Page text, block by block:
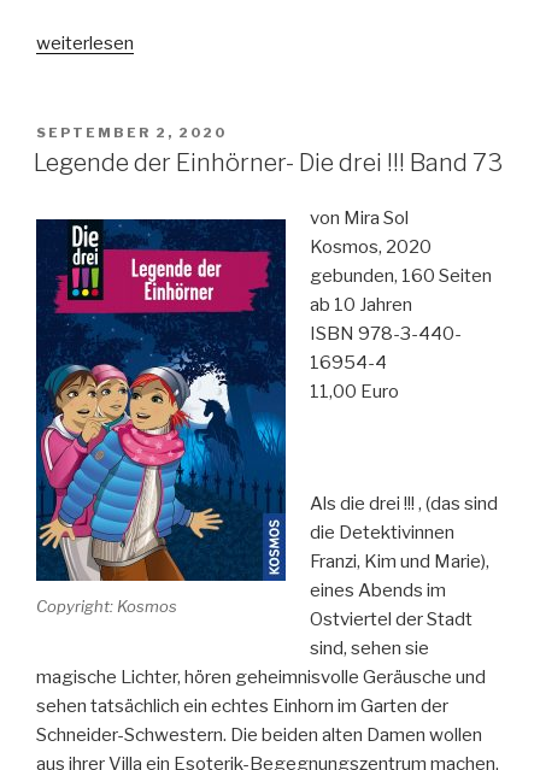
„Hallowstone
Zauber
der
weiterlesen
VERÖFFENTLICHT
AM
SEPTEMBER 2, 2020
Legende der Einhörner- Die drei !!! Band 73
Copyright: Kosmos
von Mira Sol
Kosmos, 2020
gebunden, 160 Seiten
ab 10 Jahren
ISBN 978-3-440-
16954-4
11,00 Euro
Als die drei !!! , (das sind
die Detektivinnen
Franzi, Kim und Marie),
eines Abends im
Ostviertel der Stadt
sind, sehen sie
magische Lichter, hören geheimnisvolle Geräusche und
sehen tatsächlich ein echtes Einhorn im Garten der
Schneider-Schwestern. Die beiden alten Damen wollen
aus ihrer Villa ein Esoterik-Begegnungszentrum machen.